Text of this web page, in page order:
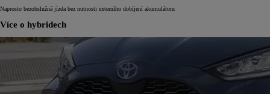
Naprosto bezobslužná jízda bez nutnosti externího dobíjení akumulátoru
Více o hybridech